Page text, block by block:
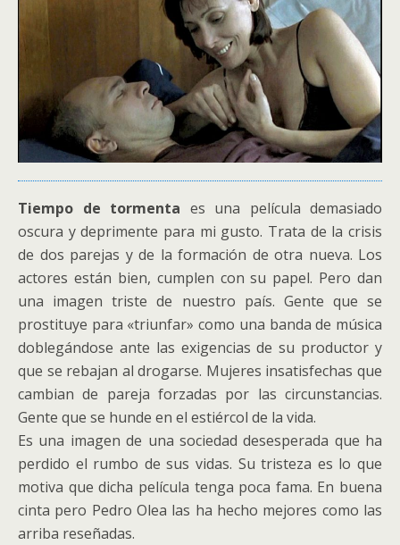
Tiempo de tormenta es una película demasiado
oscura y deprimente para mi gusto. Trata de la crisis
de dos parejas y de la formación de otra nueva. Los
actores están bien, cumplen con su papel. Pero dan
una imagen triste de nuestro país. Gente que se
prostituye para «triunfar» como una banda de música
doblegándose ante las exigencias de su productor y
que se rebajan al drogarse. Mujeres insatisfechas que
cambian de pareja forzadas por las circunstancias.
Gente que se hunde en el estiércol de la vida.
Es una imagen de una sociedad desesperada que ha
perdido el rumbo de sus vidas. Su tristeza es lo que
motiva que dicha película tenga poca fama. En buena
cinta pero Pedro Olea las ha hecho mejores como las
arriba reseñadas.